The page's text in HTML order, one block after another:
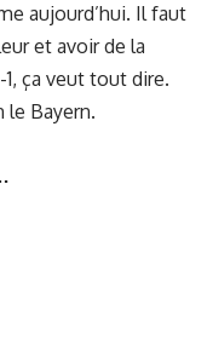
aujourd’hui. Il faut
et avoir de la
ça veut tout dire.
Bayern.